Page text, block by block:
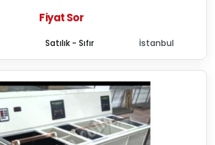
Fiyat Sor
Satılık - Sıfır İstanbul